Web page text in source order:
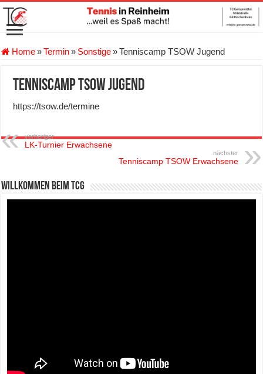
Home»Termin» Sonstige»Tenniscamp TSOW Jugend
Tenniscamp TSOW Jugend
https://tsow.de/termine
vorheriger
LK-Turnier Erwachsene
nächster
Tenniscamp TSOW Erwachsene
Willkommen beim TCG